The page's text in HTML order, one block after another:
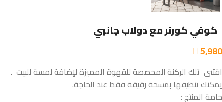
كوفي كورنر مع دولاب جانبي
 5,980
اقتني تلك الركنة المخصصة للقهوة المميزة لإضافة لمسة للبيت .
يمكنك تنظيفها بمسحة رقيقة فقط عند الحاجة.
خامة المنتج :